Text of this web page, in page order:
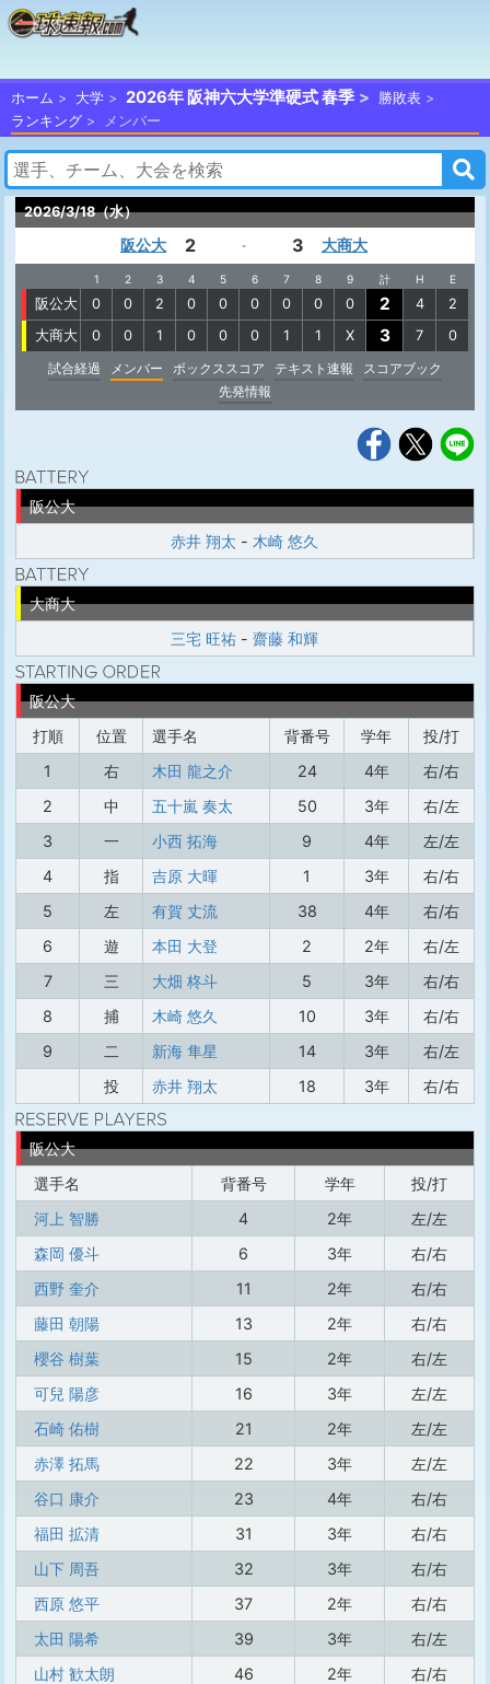
ホーム 大学 2026年 阪神六大学準硬式 春季
勝敗表
ランキング
メンバー
2026/3/18（水）
阪公大 2 - 3 大商大
1 2 3 4 5 6 7 8 9 計 H E
阪公大 0 0 2 0 0 0 0 0 0 2 4
2
大商大
0 0 1 0 0 0 1 1 X 3 7
0
試合経過
メンバー ボックススコア テキスト速報
スコアブック
先発情報
阪公大
赤井 翔太 - 木崎 悠久
大商大
三宅 旺祐 - 齋藤 和輝
阪公大
打順
位置 選手名 背番号 学年
投/打
1
右 木田 龍之介 24 4年
右/右
2
中 五十嵐 奏太 50 3年
右/左
3
一 小西 拓海 9 4年
左/左
4
指 吉原 大暉 1 3年
右/右
5
左 有賀 丈流 38 4年
右/右
6
遊 本田 大登 2 2年
右/左
7
三 大畑 柊斗 5 3年
右/右
8
捕 木崎 悠久 10 3年
右/右
9
二 新海 隼星 14 3年
右/左
投
赤井 翔太 18 3年 右/右
阪公大
選手名
背番号 学年
投/打
河上 智勝
4 2年
左/左
森岡 優斗
6 3年
右/右
西野 奎介
11 2年
右/右
藤田 朝陽
13 2年
右/右
櫻谷 樹葉
15 2年
右/左
可兒 陽彦
16 3年
左/左
石崎 佑樹
21 2年
左/左
赤澤 拓馬
22 3年
左/左
谷口 康介
23 4年
右/右
福田 拡清
31 3年
右/右
山下 周吾
32 3年
右/右
西原 悠平
37 2年
右/右
太田 陽希
39 3年
右/左
山村 歓太朗
46 2年 右/右